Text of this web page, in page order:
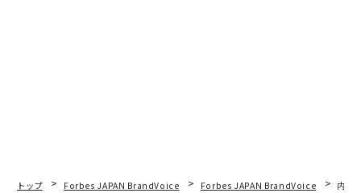
トップ Forbes JAPAN BrandVoice Forbes JAPAN BrandVoice 内製